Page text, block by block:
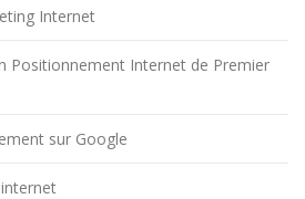
Internet
Positionnement Internet de Premier
sur Google